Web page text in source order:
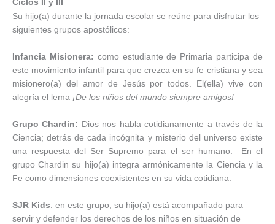
Su hijo(a) durante la jornada escolar se reúne para disfrutar los
siguientes grupos apostólicos:
Infancia Misionera: como estudiante de Primaria participa de
este movimiento infantil para que crezca en su fe cristiana y sea
misionero(a) del amor de Jesús por todos. El(ella) vive con
alegría el lema ¡De los niños del mundo siempre amigos!
Grupo Chardin: Dios nos habla cotidianamente a través de la
Ciencia; detrás de cada incógnita y misterio del universo existe
una respuesta del Ser Supremo para el ser humano. En el
grupo Chardin su hijo(a) integra armónicamente la Ciencia y la
Fe como dimensiones coexistentes en su vida cotidiana.
SJR Kids: en este grupo, su hijo(a) está acompañado para
servir y defender los derechos de los niños en situación de